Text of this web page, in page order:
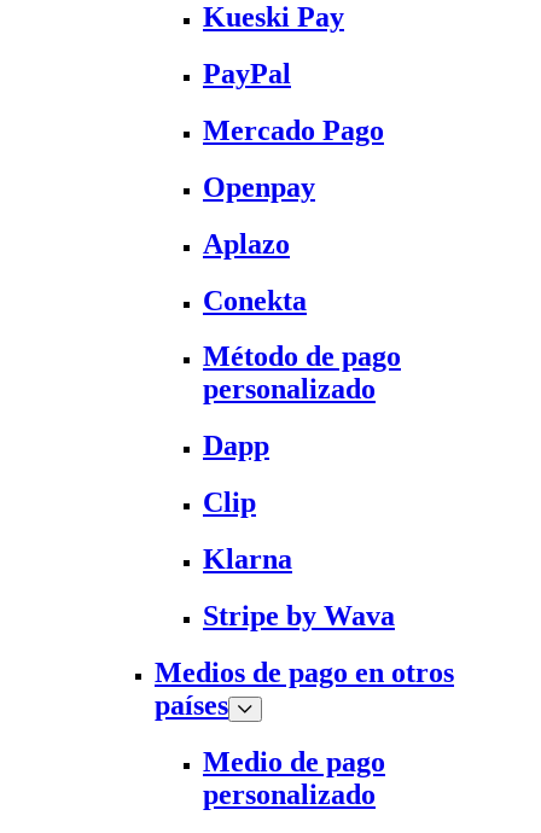
Kueski Pay
PayPal
Mercado Pago
Openpay
Aplazo
Conekta
Método de pago
personalizado
Dapp
Clip
Klarna
Stripe by Wava
Medios de pago en otros
países
Medio de pago
personalizado